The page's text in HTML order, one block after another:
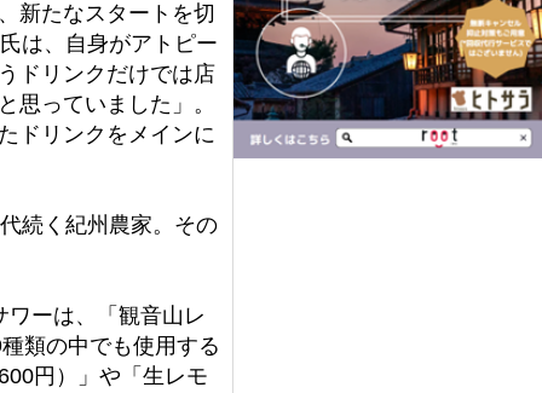
新たなスタートを切
は、自身がアトピー
ドリンクだけでは店
思っていました」。
ドリンクをメインに
続く紀州農家。その
ーは、「観音山レ
類の中でも使用する
円）」や「生レモ